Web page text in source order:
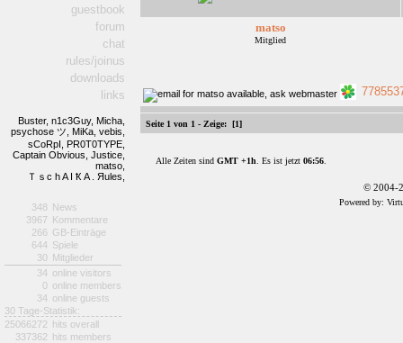
guestbook
forum
chat
rules/joinus
downloads
links
Buster, n1c3Guy, Micha,
psychose ツ,
MiKa, vebis,
sCoRpI,
PR0T0TYPE,
Captain Obvious, Justice,
matso,
Ｔｓc h A I Ҟ A . Яules,
348 News
3967 Kommentare
266 GB-Einträge
644 Spiele
30 Mitglieder
34 online visitors
0 online members
34 online guests
30 Tage-Statistik:
25066272 hits overall
337362 hits members
matso
Mitglied
Seite 1 von 1 - Zeige: [1]
Alle Zeiten sind GMT +1h . Es ist jetzt 06:56.
© 2004-
Powered by: